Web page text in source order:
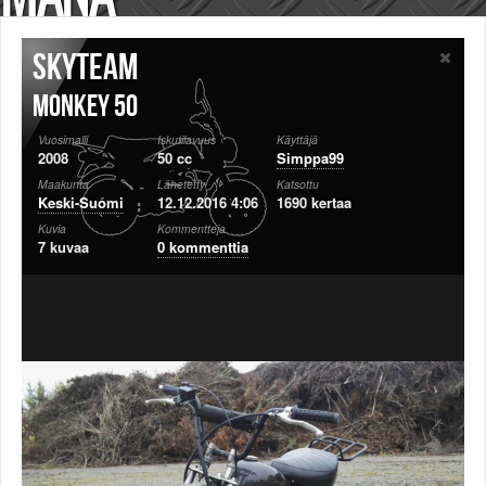
Säännöt ja ohjeet
Uudet ajoneuvot
Uudet kuvat
Uudet videot
Uudet kommentit
MYYDÄÄN
Ohjeet
Ajoneuvot
Osat
MP13 kuvia
ACS 2015 kuvia
Lisää uusi tapahtuma
UUTISET
SÄÄ
Skyteam
Monkey 50
Vuosimalli
2008
Iskutilavuus
50 cc
Käyttäjä
Simppa99
Maakunta
Keski-Suomi
Lähetetty
12.12.2016 4:06
Katsottu
1690 kertaa
Kuvia
7 kuvaa
Kommentteja
0 kommenttia